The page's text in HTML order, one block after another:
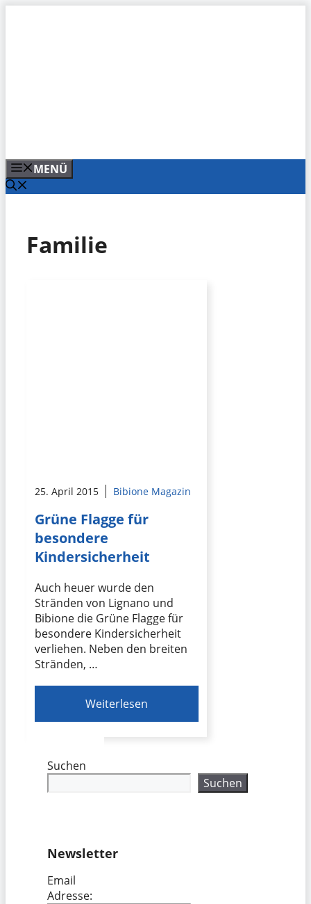
MENÜ
Familie
25. April 2015 Bibione Magazin
Grüne Flagge für
besondere
Kindersicherheit
Auch heuer wurde den
Stränden von Lignano und
Bibione die Grüne Flagge für
besondere Kindersicherheit
verliehen. Neben den breiten
Stränden, …
Weiterlesen
Suchen
Suchen
Newsletter
Email
Adresse: